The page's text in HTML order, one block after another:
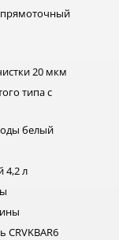
прямоточный
20 мкм
типа с
белый
4,2 л